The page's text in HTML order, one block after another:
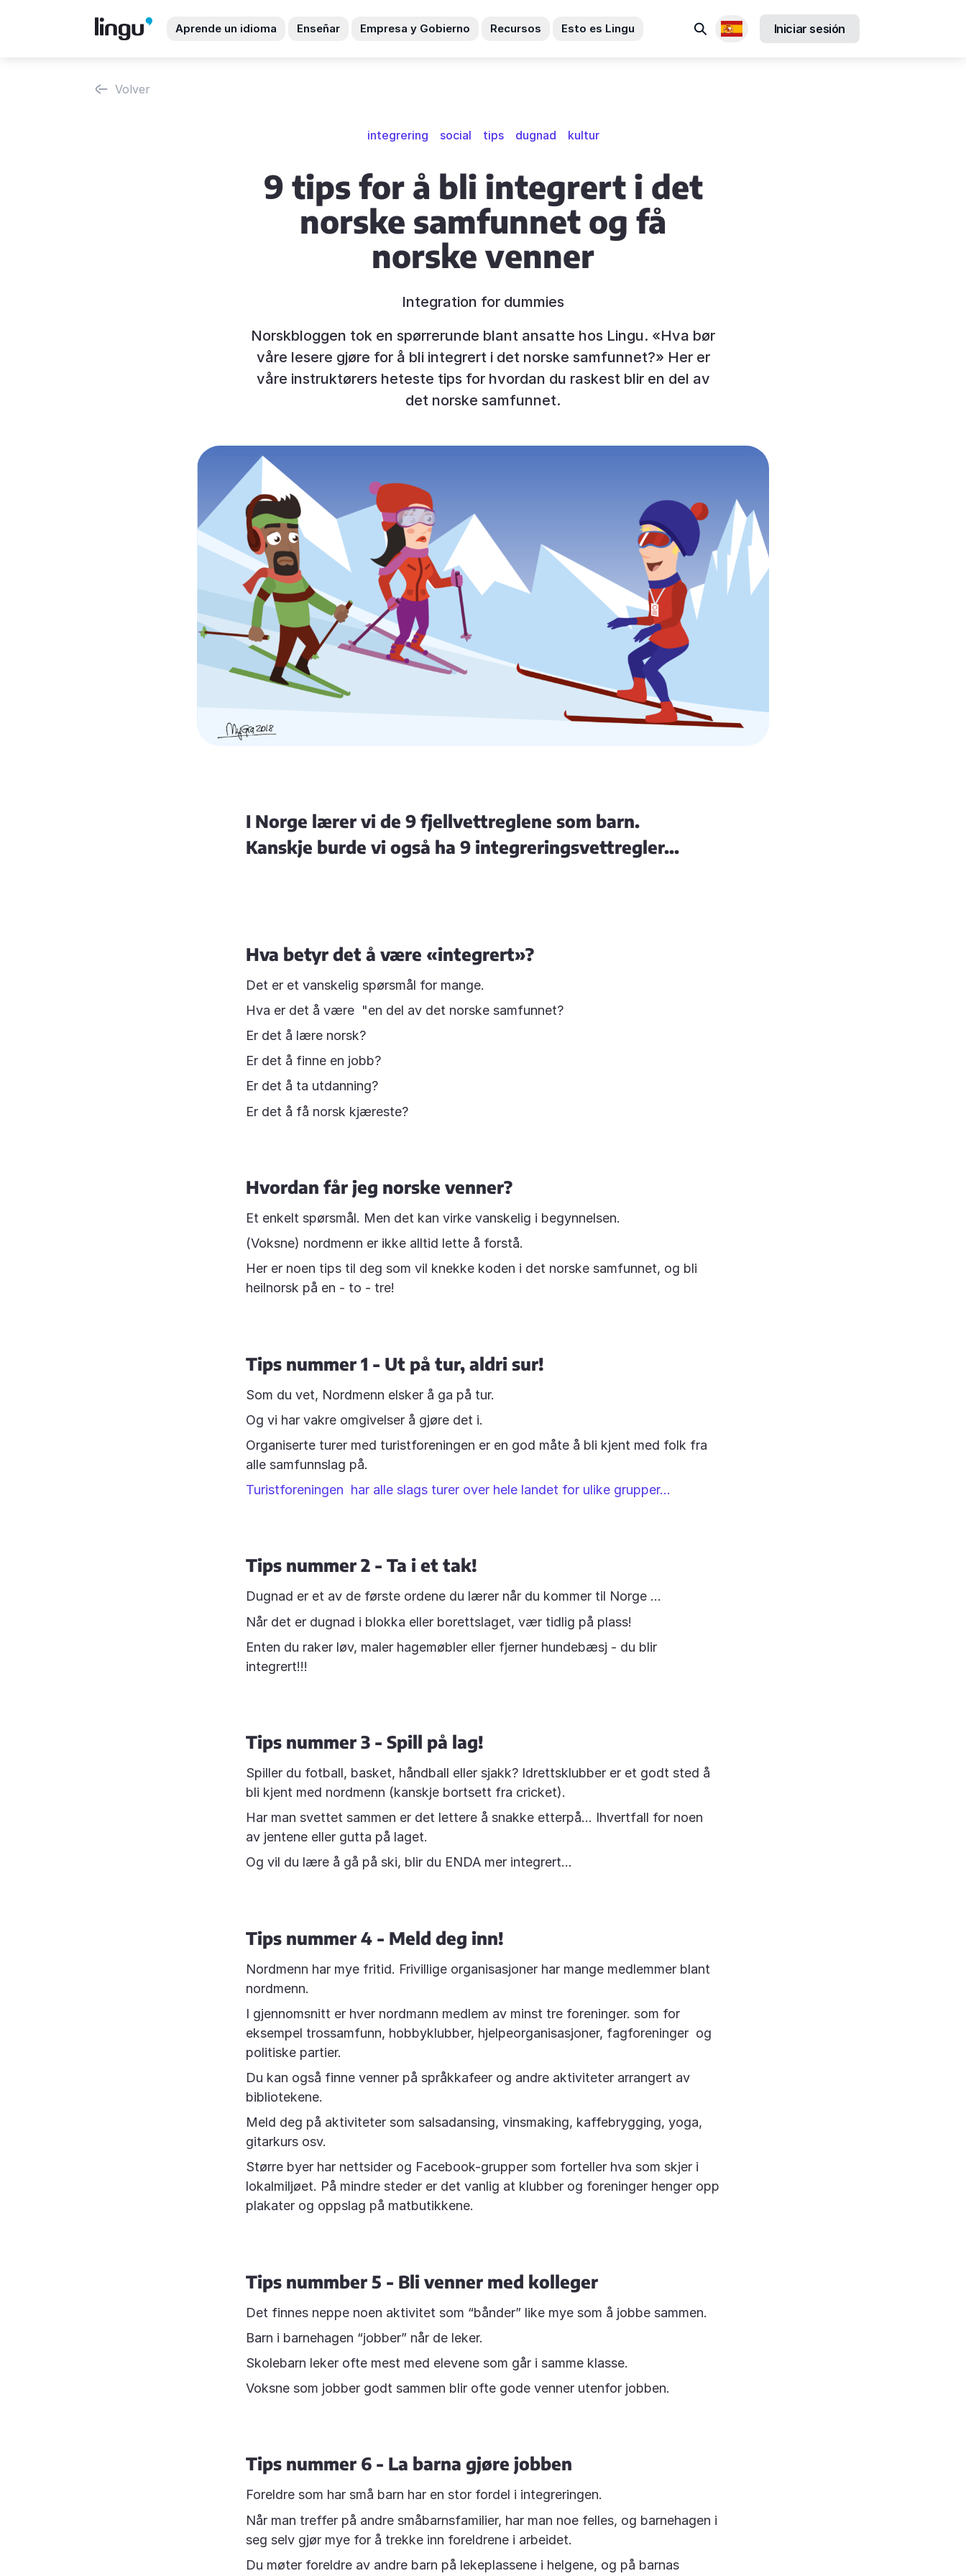
Aprende un idioma Enseñar Empresa y Gobierno Recursos Esto es Lingu Buscar
Locales disponibles
Iniciar sesión
Volver
integrering social tips dugnad kultur
9 tips for å bli integrert i det
norske samfunnet og få
norske venner
Integration for dummies
Norskbloggen tok en spørrerunde blant ansatte hos Lingu. «Hva bør
våre lesere gjøre for å bli integrert i det norske samfunnet?» Her er
våre instruktørers heteste tips for hvordan du raskest blir en del av
det norske samfunnet.
I Norge lærer vi de 9 fjellvettreglene som barn.
Kanskje burde vi også ha 9 integreringsvettregler...
Hva betyr det å være «integrert»?
Det er et vanskelig spørsmål for mange.
Hva er det å være "en del av det norske samfunnet?
Er det å lære norsk?
Er det å finne en jobb?
Er det å ta utdanning?
Er det å få norsk kjæreste?
Hvordan får jeg norske venner?
Et enkelt spørsmål. Men det kan virke vanskelig i begynnelsen.
(Voksne) nordmenn er ikke alltid lette å forstå.
Her er noen tips til deg som vil knekke koden i det norske samfunnet, og bli
heilnorsk på en - to - tre!
Tips nummer 1 - Ut på tur, aldri sur!
Som du vet, Nordmenn elsker å ga på tur.
Og vi har vakre omgivelser å gjøre det i.
Organiserte turer med turistforeningen er en god måte å bli kjent med folk fra
alle samfunnslag på.
Turistforeningen har alle slags turer over hele landet for ulike grupper...
Tips nummer 2 - Ta i et tak!
Dugnad er et av de første ordene du lærer når du kommer til Norge ...
Når det er dugnad i blokka eller borettslaget, vær tidlig på plass!
Enten du raker løv, maler hagemøbler eller fjerner hundebæsj - du blir
integrert!!!
Tips nummer 3 - Spill på lag!
Spiller du fotball, basket, håndball eller sjakk? Idrettsklubber er et godt sted å
bli kjent med nordmenn (kanskje bortsett fra cricket).
Har man svettet sammen er det lettere å snakke etterpå... Ihvertfall for noen
av jentene eller gutta på laget.
Og vil du lære å gå på ski, blir du ENDA mer integrert...
Tips nummer 4 - Meld deg inn!
Nordmenn har mye fritid. Frivillige organisasjoner har mange medlemmer blant
nordmenn.
I gjennomsnitt er hver nordmann medlem av minst tre foreninger. som for
eksempel trossamfunn, hobbyklubber, hjelpeorganisasjoner, fagforeninger og
politiske partier.
Du kan også finne venner på språkkafeer og andre aktiviteter arrangert av
bibliotekene.
Meld deg på aktiviteter som salsadansing, vinsmaking, kaffebrygging, yoga,
gitarkurs osv.
Større byer har nettsider og Facebook-grupper som forteller hva som skjer i
lokalmiljøet. På mindre steder er det vanlig at klubber og foreninger henger opp
plakater og oppslag på matbutikkene.
Tips nummber 5 - Bli venner med kolleger
Det finnes neppe noen aktivitet som “bånder” like mye som å jobbe sammen.
Barn i barnehagen “jobber” når de leker.
Skolebarn leker ofte mest med elevene som går i samme klasse.
Voksne som jobber godt sammen blir ofte gode venner utenfor jobben.
Tips nummer 6 - La barna gjøre jobben
Foreldre som har små barn har en stor fordel i integreringen.
Når man treffer på andre småbarnsfamilier, har man noe felles, og barnehagen i
seg selv gjør mye for å trekke inn foreldrene i arbeidet.
Du møter foreldre av andre barn på lekeplassene i helgene, og på barnas